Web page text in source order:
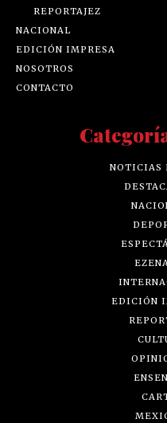
REPORTAJEZ
NACIONAL
EDICIÓN IMPRESA
NOSOTROS
CONTACTO
NOTICIAS
EDICIÓN